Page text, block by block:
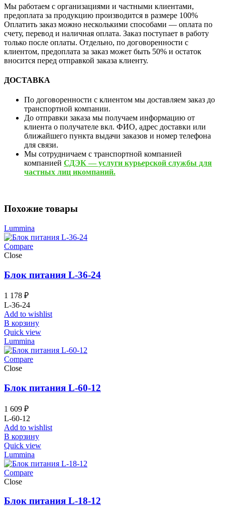
Мы работаем с организациями и частными клиентами,
предоплата за продукцию производится в размере 100%
Оплатить заказ можно несколькими способами — оплата по
счету, перевод и наличная оплата. Заказ поступает в работу
только после оплаты. Отдельно, по договоренности с
клиентом, предоплата за заказ может быть 50% и остаток
вносится перед отправкой заказа клиенту.
ДОСТАВКА
По договоренности с клиентом мы доставляем заказ до
транспортной компании.
До отправки заказа мы получаем информацию от
клиента о получателе вкл. ФИО, адрес доставки или
ближайшего пункта выдачи заказов и номер телефона
для связи.
Мы сотрудничаем с транспортной компанией
компанией СДЭК — услуги курьерской службы для
частных лиц икомпаний.
Похожие товары
Lummina
Compare
Close
Блок питания L-36-24
1 178 ₽
L-36-24
Add to wishlist
В корзину
Quick view
Lummina
Compare
Close
Блок питания L-60-12
1 609 ₽
L-60-12
Add to wishlist
В корзину
Quick view
Lummina
Compare
Close
Блок питания L-18-12